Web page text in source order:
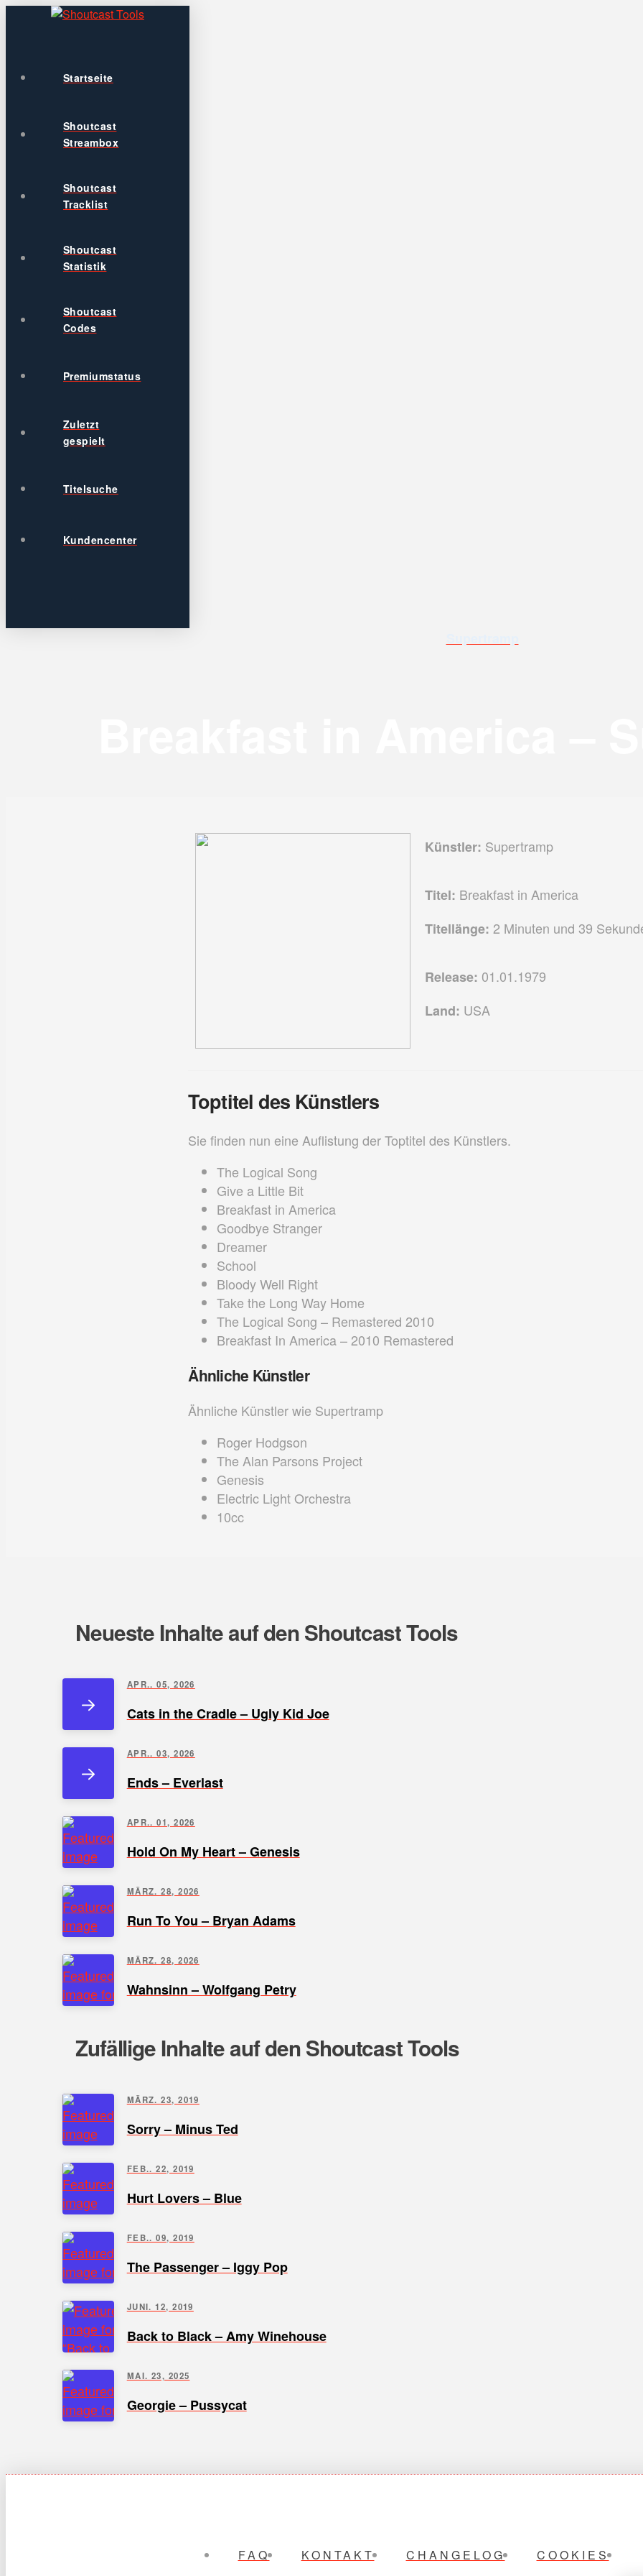
Startseite
Shoutcast
Streambox
Shoutcast
Tracklist
Shoutcast
Statistik
Shoutcast
Codes
Premiumstatus
Zuletzt
gespielt
Titelsuche
Kundencenter
Künstler: Supertramp
Titel: Breakfast in America
Titellänge: 2 Minuten und 39
Release: 01.01.1979
Land: USA
Toptitel des Künstlers
Sie finden nun eine Auflistung der Toptitel des Künstlers.
The Logical Song
Give a Little Bit
Breakfast in America
Goodbye Stranger
Dreamer
School
Bloody Well Right
Take the Long Way Home
The Logical Song – Remastered 2010
Breakfast In America – 2010 Remastered
Ähnliche Künstler
Ähnliche Künstler wie Supertramp
Roger Hodgson
The Alan Parsons Project
Genesis
Electric Light Orchestra
10cc
Neueste Inhalte auf den Shoutcast Tools
APR.. 05, 2026
Cats in the Cradle – Ugly Kid Joe
APR.. 03, 2026
Ends – Everlast
APR.. 01, 2026
Hold On My Heart – Genesis
MÄRZ. 28, 2026
Run To You – Bryan Adams
MÄRZ. 28, 2026
Wahnsinn – Wolfgang Petry
Zufällige Inhalte auf den Shoutcast Tools
MÄRZ. 23, 2019
Sorry – Minus Ted
FEB.. 22, 2019
Hurt Lovers – Blue
FEB.. 09, 2019
The Passenger – Iggy Pop
JUNI. 12, 2019
Back to Black – Amy Winehouse
MAI. 23, 2025
Georgie – Pussycat
FAQ KONTAKT CHANGELOG COOKIES